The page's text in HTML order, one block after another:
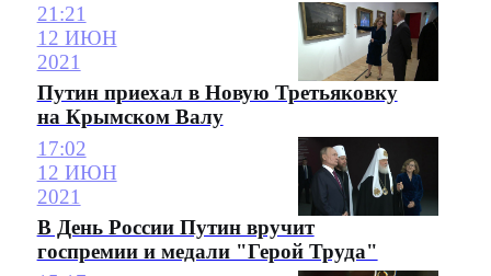
21:21
12 ИЮН
2021
Путин приехал в Новую Третьяковку
на Крымском Валу
17:02
12 ИЮН
2021
В День России Путин вручит
госпремии и медали "Герой Труда"